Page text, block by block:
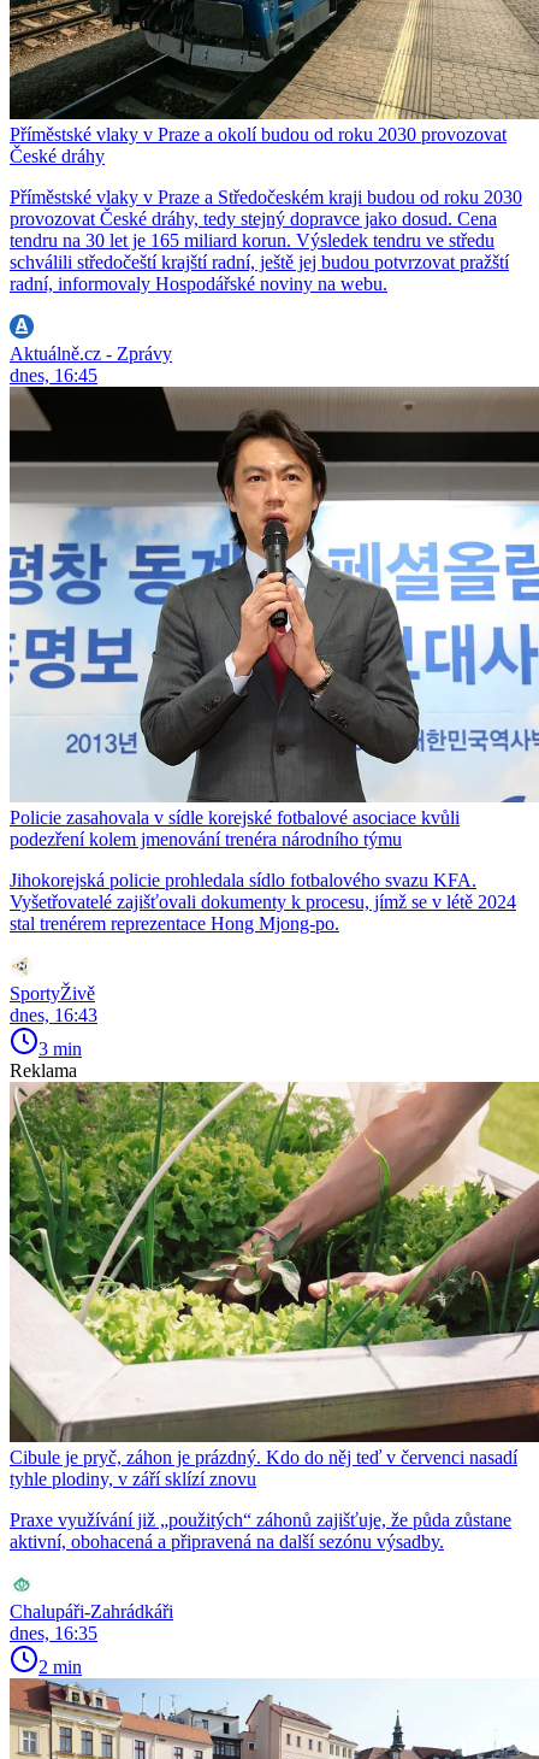
Příměstské vlaky v Praze a okolí budou od roku 2030 provozovat
České dráhy
Příměstské vlaky v Praze a Středočeském kraji budou od roku 2030
provozovat České dráhy, tedy stejný dopravce jako dosud. Cena
tendru na 30 let je 165 miliard korun. Výsledek tendru ve středu
schválili středočeští krajští radní, ještě jej budou potvrzovat pražští
radní, informovaly Hospodářské noviny na webu.
Aktuálně.cz - Zprávy
dnes, 16:45
Policie zasahovala v sídle korejské fotbalové asociace kvůli
podezření kolem jmenování trenéra národního týmu
Jihokorejská policie prohledala sídlo fotbalového svazu KFA.
Vyšetřovatelé zajišťovali dokumenty k procesu, jímž se v létě 2024
stal trenérem reprezentace Hong Mjong-po.
SportyŽivě
dnes, 16:43
3 min
Reklama
Cibule je pryč, záhon je prázdný. Kdo do něj teď v červenci nasadí
tyhle plodiny, v září sklízí znovu
Praxe využívání již „použitých“ záhonů zajišťuje, že půda zůstane
aktivní, obohacená a připravená na další sezónu výsadby.
Chalupáři-Zahrádkáři
dnes, 16:35
2 min